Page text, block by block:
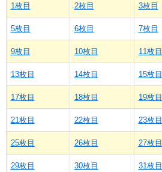
1枚目 2枚目 3枚目
5枚目 6枚目 7枚目
9枚目 10枚目 11枚目
13枚目 14枚目 15枚目
17枚目 18枚目 19枚目
21枚目 22枚目 23枚目
25枚目 26枚目 27枚目
29枚目 30枚目 31枚目